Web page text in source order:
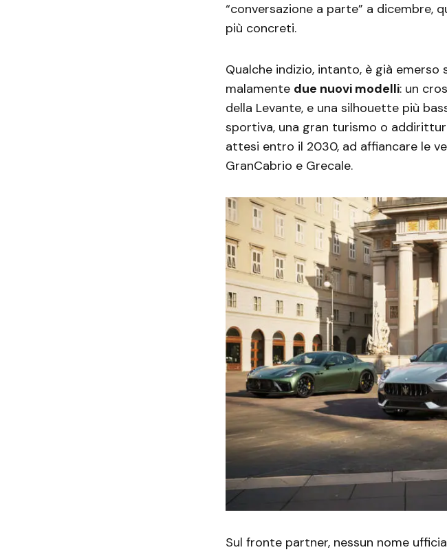
“conversazione a parte” a dicembre,
più concreti.
Qualche indizio, intanto, è già
malamente due nuovi modelli: un
della Levante, e una silhouette più
sportiva, una gran turismo o
attesi entro il 2030, ad affiancare le
GranCabrio e Grecale.
Sul fronte partner, nessun nome